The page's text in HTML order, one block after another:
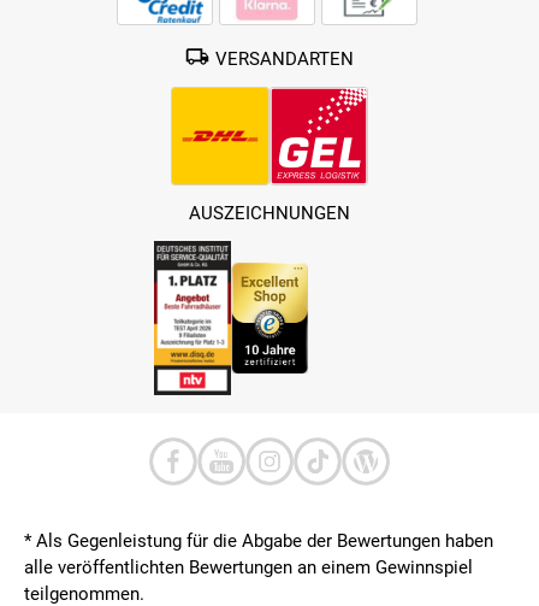
VERSANDARTEN
AUSZEICHNUNGEN
* Als Gegenleistung für die Abgabe der Bewertungen haben
alle veröffentlichten Bewertungen an einem Gewinnspiel
teilgenommen.